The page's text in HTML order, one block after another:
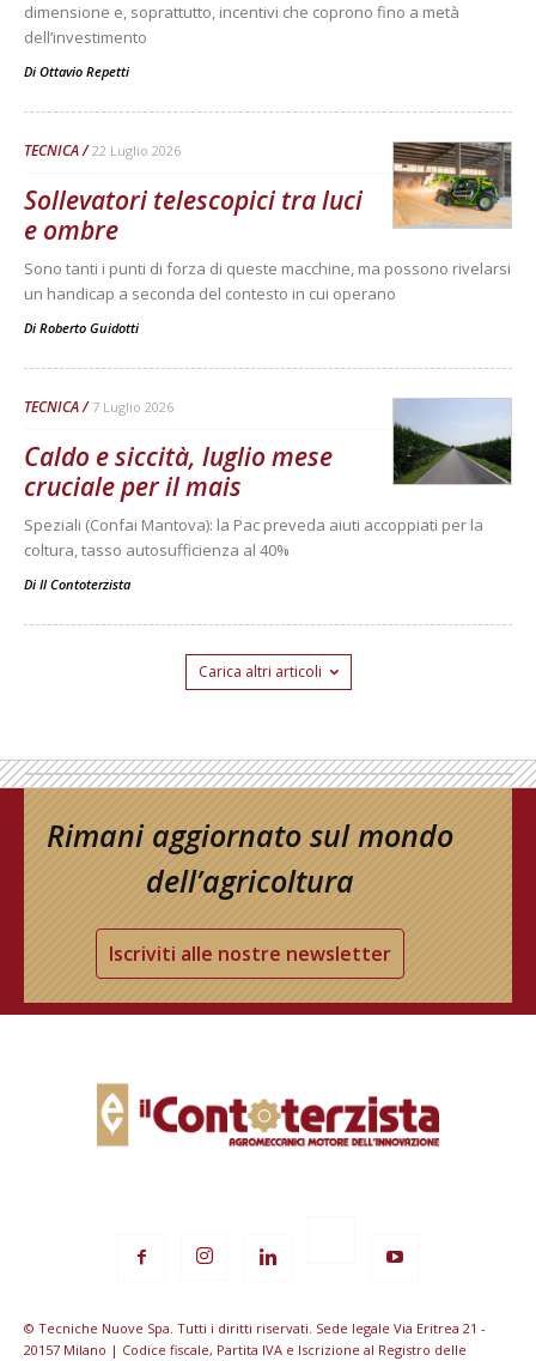
dimensione e, soprattutto, incentivi che coprono fino a metà
dell’investimento
Di Ottavio Repetti
TECNICA 22 Luglio 2026
Sollevatori telescopici tra luci
e ombre
Sono tanti i punti di forza di queste macchine, ma possono rivelarsi
un handicap a seconda del contesto in cui operano
Di Roberto Guidotti
TECNICA 7 Luglio 2026
Caldo e siccità, luglio mese
cruciale per il mais
Speziali (Confai Mantova): la Pac preveda aiuti accoppiati per la
coltura, tasso autosufficienza al 40%
Di Il Contoterzista
Carica altri articoli
Rimani aggiornato sul mondo
dell’agricoltura
Iscriviti alle nostre newsletter
© Tecniche Nuove Spa. Tutti i diritti riservati. Sede legale Via Eritrea 21 -
20157 Milano | Codice fiscale, Partita IVA e Iscrizione al Registro delle